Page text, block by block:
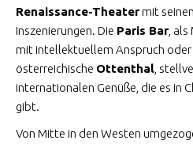
Renaissance-Theatermit
Inszenierungen. Die Paris Bar ,
mit intellektuellem Anspruch oder
österreichische Ottenthal ,
internationalen Genüße, die es in
gibt.
Von Mitte in den Westen